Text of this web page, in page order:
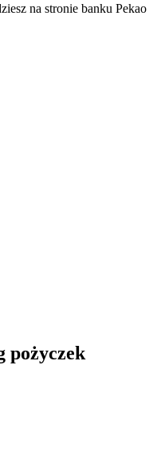
na stronie banku Pekao
pożyczek